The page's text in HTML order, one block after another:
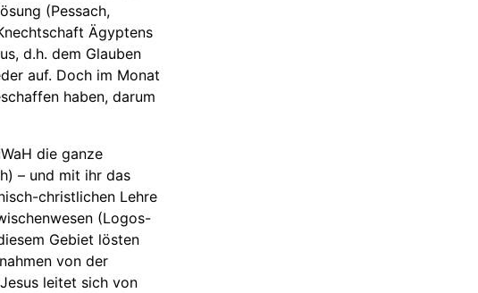
(Pessach,
Ägyptens
d.h. dem Glauben
auf. Doch im Monat
haben, darum
die ganze
– und mit ihr das
christlichen Lehre
(Logos-
Gebiet lösten
von der
leitet sich von